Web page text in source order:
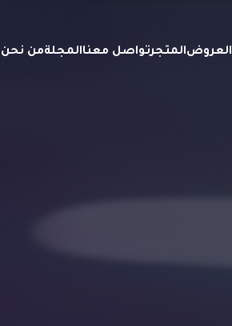
العروضالمتجرتواصل معناالمجلةمن نحن